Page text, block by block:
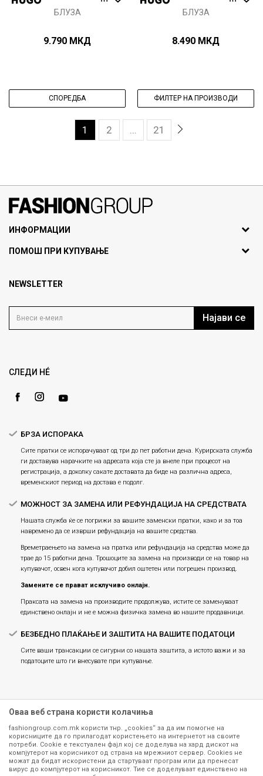
БЛУЗА
9.790 МКД
БЛУЗА
8.490 МКД
СПОРЕДБА ФИЛТЕР НА ПРОИЗВОДИ
1 2 ... 21
ИНФОРМАЦИИ
За нас
Продавници
Блог
Gift Card
ПОМОШ ПРИ КУПУВАЊЕ
Политика на приватност
Како да купите
Замена и рефундација на производи
NEWSLETTER
Најави се
СЛЕДИ НÉ
БРЗА ИСПОРАКА
Сите пратки се испорачуваат од три до пет работни дена. Курирската служба
ги доставува нарачките на адресата која сте ја внеле при процесот на
регистрација, а доколку сакате доставата да биде на различна адреса,
временскиот период на достава е подолг.
МОЖНОСТ ЗА ЗАМЕНА ИЛИ РЕФУНДАЦИЈА НА СРЕДСТВАТА
Нашата служба ќе се погрижи за вашите заменски пратки, како и за тоа
навремено да се изврши рефундација на вашите средства.
Времетраењето на замена на пратка или рефундацијa на средства може да
трае до 15 работни дена. Трошоците за замена на производи се на товар на
купувачот, освен кога купувачот добил оштетен или погрешен производ.
Замените се прават исклучиво онлајн.
Праксата на замена на производите продолжува, истите се заменуваат
единствено онлајн и не е можна физичка замена во нашите продавници.
БЕЗБЕДНО ПЛАЌАЊЕ И ЗАШТИТА НА ВАШИТЕ ПОДАТОЦИ
Сите ваши трансакции се сигурни со нашата заштита, а истото важи и за
податоците што ги внесувате при купување.
Сите информации околу производите кои се изложени на нашата
Оваа веб страна користи колачиња
fashiongroup.com.mk користи тнр. „cookies“ за да им помогне на
корисниците да го прилагодат користењето на интернетот на своите
потреби. Cookie е текстуален фајл кој се доделува на хард дискот на
компјутерот на корисникот од страна на мрежниот сервер. Cookies не
можат да бидат искористени да стартуваат програм или да пренесат
вирус до компјутерот на корисникот. Тие се доделуваат единствено на